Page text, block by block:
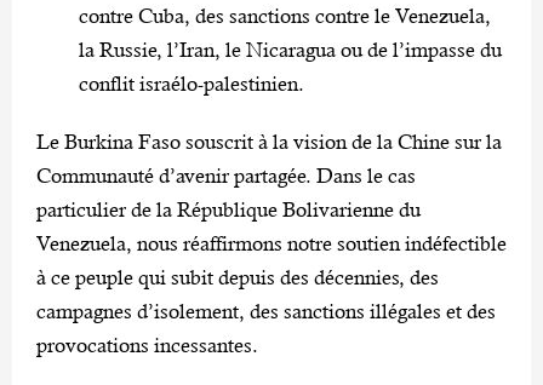
contre Cuba, des sanctions contre le Venezuela,
la Russie, l’Iran, le Nicaragua ou de l’impasse du
conflit israélo-palestinien.
Le Burkina Faso souscrit à la vision de la Chine sur la
Communauté d’avenir partagée. Dans le cas
particulier de la République Bolivarienne du
Venezuela, nous réaffirmons notre soutien indéfectible
à ce peuple qui subit depuis des décennies, des
campagnes d’isolement, des sanctions illégales et des
provocations incessantes.